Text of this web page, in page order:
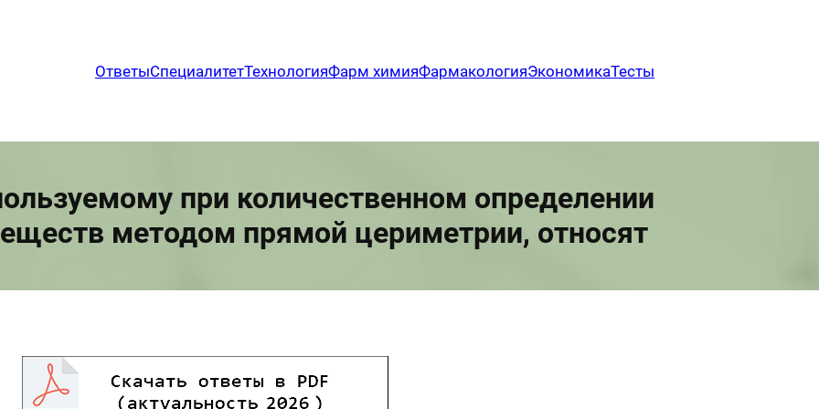
ОтветыСпециалитетТехнологияФарм химияФармакологияЭкономикаТесты
при количественном определении
методом прямой цериметрии, относят